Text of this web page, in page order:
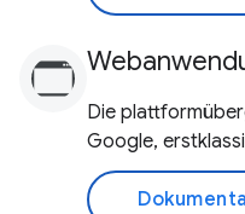
Die
Google,